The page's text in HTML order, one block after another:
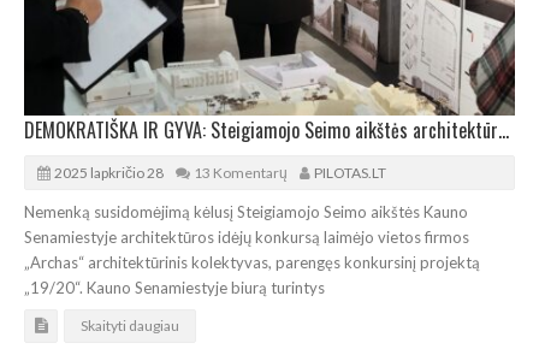
DEMOKRATIŠKA IR GYVA: Steigiamojo Seimo aikštės architektūros konkursą laimėjo „Archas“
2025 lapkričio 28 13 Komentarų PILOTAS.LT
Nemenką susidomėjimą kėlusį Steigiamojo Seimo aikštės Kauno
Senamiestyje architektūros idėjų konkursą laimėjo vietos firmos
„Archas“ architektūrinis kolektyvas, parengęs konkursinį projektą
„19/20“. Kauno Senamiestyje biurą turintys
Skaityti daugiau